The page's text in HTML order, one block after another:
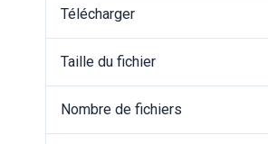
Télécharger
Taille du fichier
Nombre de fichiers